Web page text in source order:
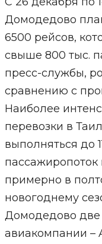
Домодедово
6500 рейсов,
свыше 800 тыс.
пресс-службы,
сравнению с
Наиболее
перевозки в
выполняться до
примерно в
новогоднему
Домодедово две
авиакомпании –